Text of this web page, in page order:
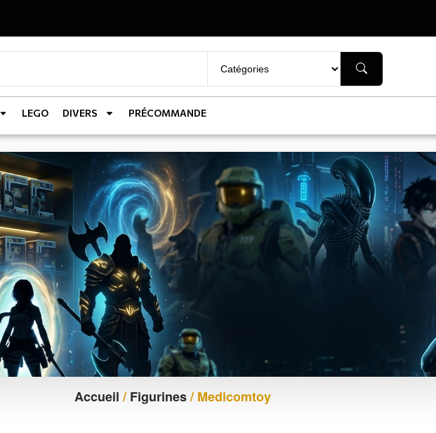
LEGO DIVERS PRÉCOMMANDE
Accueil /Figurines/ Medicomtoy